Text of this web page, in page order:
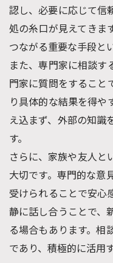
認し、必要に応じて信
処の糸口が見えてきま
つながる重要な手段と
また、専門家に相談す
門家に質問をすること
り具体的な結果を得
え込まず、外部の知識
す。
さらに、家族や友人と
大切です。専門的な意
受けられることで安心
静に話し合うことで、
る場合もあります。相
であり、積極的に活用